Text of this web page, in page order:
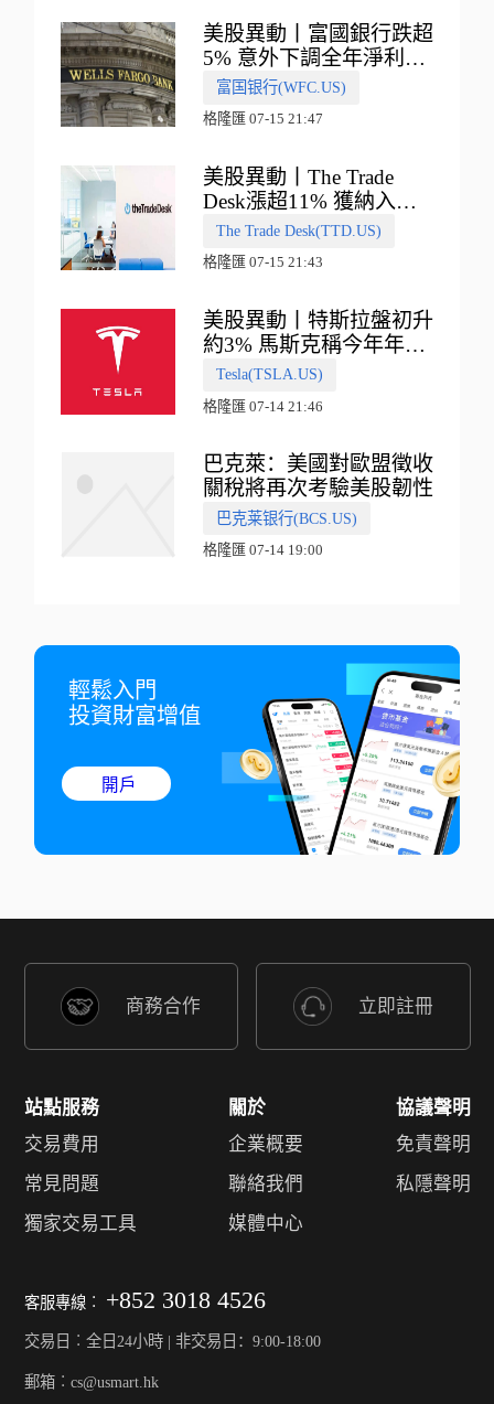
美股異動丨富國銀行跌超
5% 意外下調全年淨利息
收入指引
富国银行(WFC.US)
格隆匯 07-15 21:47
美股異動丨The Trade
Desk漲超11% 獲納入標
普500指數
The Trade Desk(TTD.US)
格隆匯 07-15 21:43
美股異動丨特斯拉盤初升
約3% 馬斯克稱今年年底
會有‘史詩級震撼’的演示
Tesla(TSLA.US)
格隆匯 07-14 21:46
巴克萊：美國對歐盟徵收
關稅將再次考驗美股韌性
巴克莱银行(BCS.US)
格隆匯 07-14 19:00
輕鬆入門
投資財富增值
開戶
商務合作 立即註冊
站點服務
交易費用
常見問題
獨家交易工具
關於
企業概要
聯絡我們
媒體中心
協議聲明
免責聲明
私隱聲明
客服專線︰ +852 3018 4526
交易日︰全日24小時 | 非交易日：9:00-18:00
郵箱︰cs@usmart.hk